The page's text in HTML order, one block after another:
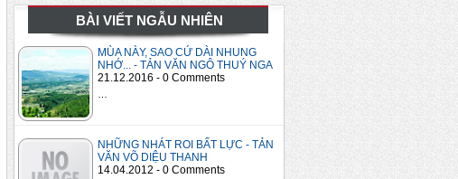
BÀI VIẾT NGẪU NHIÊN
MÙA NÀY, SAO CỨ DÀI NHUNG
NHỚ... - TẢN VĂN NGÔ THUÝ NGA
21.12.2016 - 0 Comments
NHỮNG NHÁT ROI BẤT LỰC - TẢN
VĂN VÕ DIỆU THANH
14.04.2012 - 0 Comments